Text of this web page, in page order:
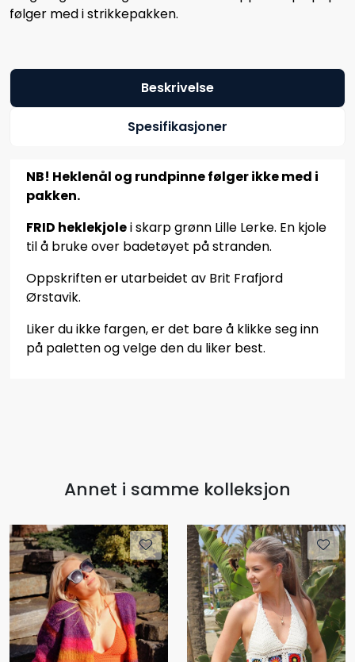
følger med i strikkepakken.
Beskrivelse
Spesifikasjoner
NB! Heklenål og rundpinne følger ikke med i
pakken.
FRID heklekjolei skarp grønn Lille Lerke. En kjole
til å bruke over badetøyet på stranden.
Oppskriften er utarbeidet av Brit Frafjord
Ørstavik.
Liker du ikke fargen, er det bare å klikke seg inn
på paletten og velge den du liker best.
Annet i samme kolleksjon